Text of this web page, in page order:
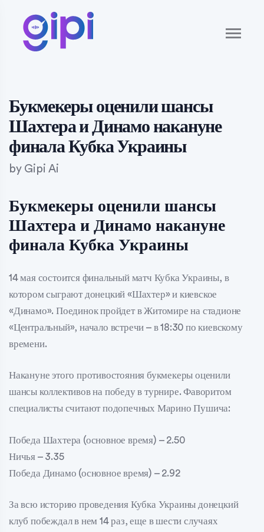
Букмекеры оценили шансы
Шахтера и Динамо накануне
финала Кубка Украины
by Gipi Ai
Букмекеры оценили шансы
Шахтера и Динамо накануне
финала Кубка Украины
14 мая состоится финальный матч Кубка Украины, в
котором сыграют донецкий «Шахтер» и киевское
«Динамо». Поединок пройдет в Житомире на стадионе
«Центральный», начало встречи – в 18:30 по киевскому
времени.
Накануне этого противостояния букмекеры оценили
шансы коллективов на победу в турнире. Фаворитом
специалисты считают подопечных Марино Пушича:
Победа Шахтера (основное время) – 2.50
Ничья – 3.35
Победа Динамо (основное время) – 2.92
За всю историю проведения Кубка Украины донецкий
клуб побеждал в нем 14 раз, еще в шести случаях